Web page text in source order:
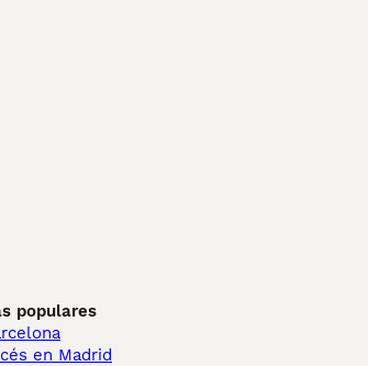
populares
en Madrid